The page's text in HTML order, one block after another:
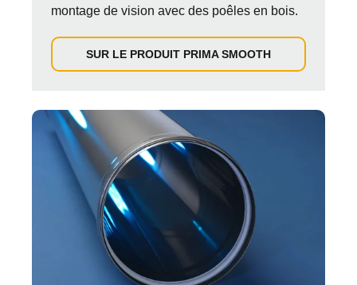
montage de vision avec des poêles en bois.
SUR LE PRODUIT PRIMA SMOOTH